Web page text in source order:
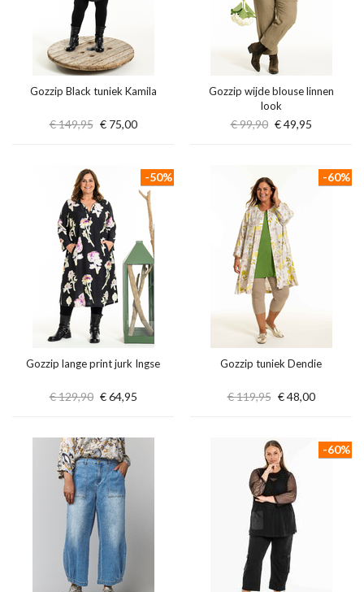
Gozzip Black tuniek Kamila
€ 149,95 € 75,00
Gozzip wijde blouse linnen
look
€ 99,90 € 49,95
Gozzip lange print jurk Ingse
€ 129,90 € 64,95
-50%
Gozzip tuniek Dendie
€ 119,95 € 48,00
-60%
-60%